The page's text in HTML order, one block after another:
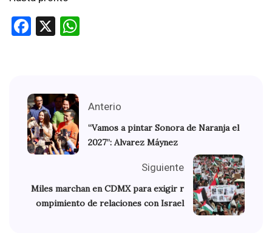
Facebook
X
Anterio
“Vamos a pintar Sonora de Naranja el
2027”: Alvarez Máynez
Siguiente
Miles marchan en CDMX para exigir r
ompimiento de relaciones con Israel